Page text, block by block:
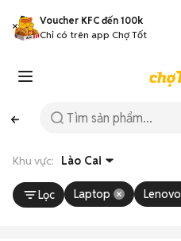
Voucher KFC đến 100k
Chỉ có trên app Chợ Tốt
Khu vực: Lào Cai
Lọc Laptop Lenovo